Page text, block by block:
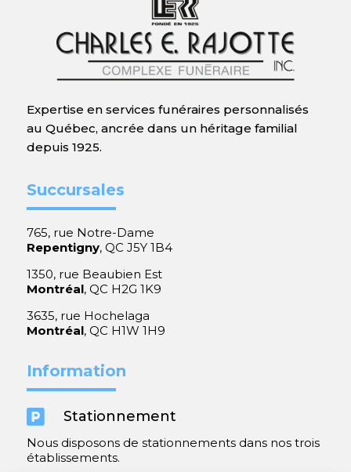
Expertise en services funéraires personnalisés
au Québec, ancrée dans un héritage familial
depuis 1925.
Succursales
765, rue Notre-Dame
Repentigny, QC J5Y 1B4
1350, rue Beaubien Est
Montréal, QC H2G 1K9
3635, rue Hochelaga
Montréal, QC H1W 1H9
Information
 Stationnement
Nous disposons de stationnements dans nos trois
établissements.